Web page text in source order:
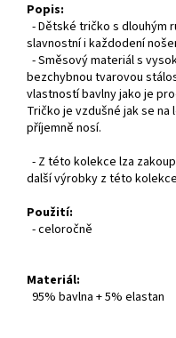
Popis:
- Dětské tričko s dlouhým
slavnostní i každodení
- Směsový materiál s
bezchybnou tvarovou
vlastností bavlny jako je
Tričko je vzdušné jak se
příjemně nosí.
- Z této kolekce lza
další výrobky z této
Použití:
- celoročně
Materiál:
95% bavlna + 5% elastan